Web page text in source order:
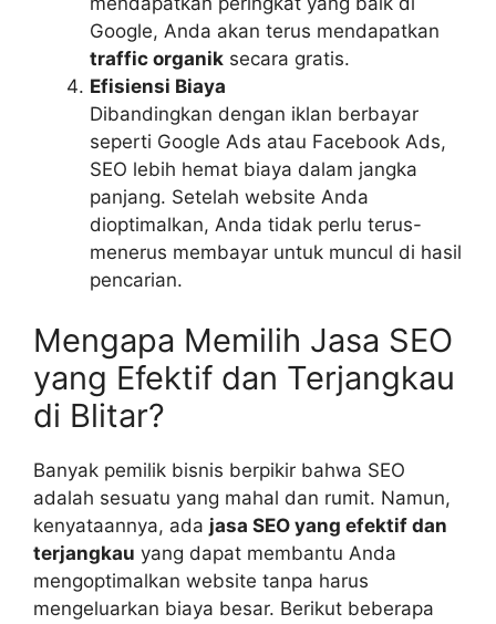
Google, Anda akan terus mendapatkan
traffic organik secara gratis.
Efisiensi Biaya
Dibandingkan dengan iklan berbayar
seperti Google Ads atau Facebook Ads,
SEO lebih hemat biaya dalam jangka
panjang. Setelah website Anda
dioptimalkan, Anda tidak perlu terus-
menerus membayar untuk muncul di hasil
pencarian.
Mengapa Memilih Jasa SEO
yang Efektif dan Terjangkau
di Blitar?
Banyak pemilik bisnis berpikir bahwa SEO
adalah sesuatu yang mahal dan rumit. Namun,
kenyataannya, ada jasa SEO yang efektif dan
terjangkau yang dapat membantu Anda
mengoptimalkan website tanpa harus
mengeluarkan biaya besar. Berikut beberapa